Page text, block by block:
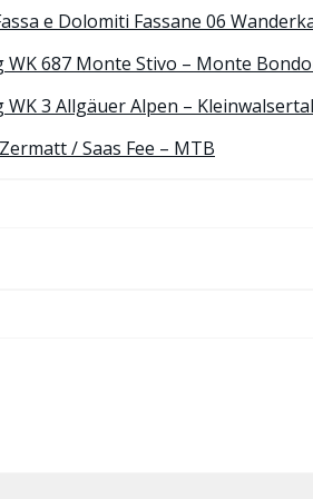
e Dolomiti Fassane 06
WK 687 Monte Stivo – Monte
WK 3 Allgäuer Alpen – Kleinwalsertal
/ Saas Fee – MTB